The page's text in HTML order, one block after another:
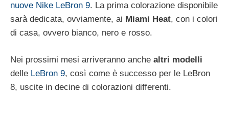
nuove Nike LeBron 9. La prima colorazione disponibile
sarà dedicata, ovviamente, ai Miami Heat, con i colori
di casa, ovvero bianco, nero e rosso.
Nei prossimi mesi arriveranno anche altri modelli
delle LeBron 9, così come è successo per le LeBron
8, uscite in decine di colorazioni differenti.